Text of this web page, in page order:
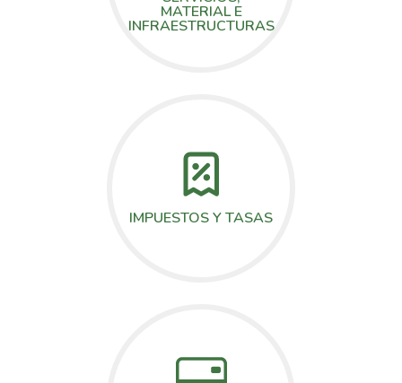
MATERIAL E
INFRAESTRUCTURAS
IMPUESTOS Y TASAS